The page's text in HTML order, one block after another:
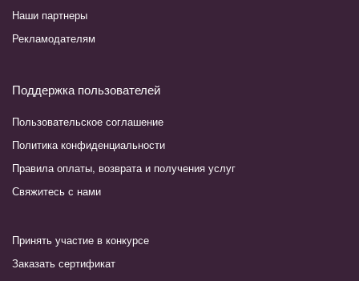
Наши партнеры
Рекламодателям
Поддержка пользователей
Пользовательское соглашение
Политика конфиденциальности
Правила оплаты, возврата и получения услуг
Свяжитесь с нами
Принять участие в конкурсе
Заказать сертификат